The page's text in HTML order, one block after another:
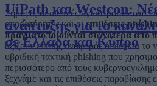
UiPath και Westcon:
ανάπτυξης για το
σε Ελλάδα και Κύπρο
Σήμερα, οι απειλές «γλιστρούν» στα
απαρατήρητες και οιεπιθέσεις
πραγματοποιούνται συχνότερα από
αξίζουν επίσης αναφοράς όπως και το
υβριδική τακτική phishing που
περισσότερο από τους
ξεχνάμε και τις επιθέσεις παραβίασης